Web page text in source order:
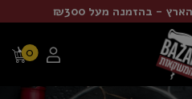
- בהזמנה מעל ₪300
0